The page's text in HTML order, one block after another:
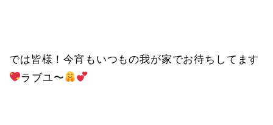
では皆様！今宵もいつもの我が家でお待ちしてます
ラブユ〜